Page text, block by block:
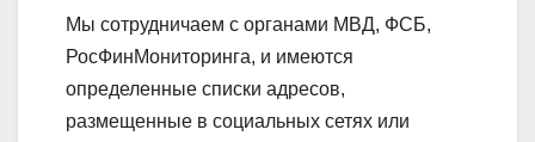
Мы сотрудничаем с органами МВД, ФСБ,
РосФинМониторинга, и имеются
определенные списки адресов,
размещенные в социальных сетях или